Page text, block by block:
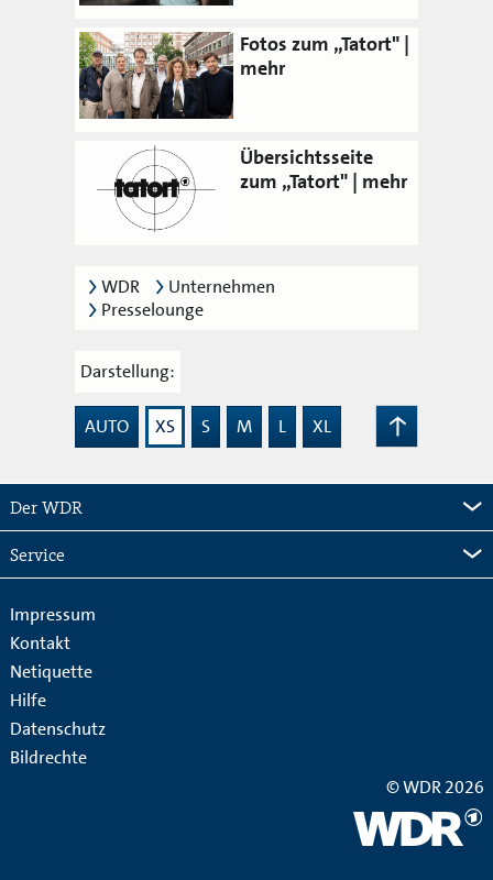
Fotos zum „Tatort"
Übersichtsseite
zum „Tatort"
WDR
Unternehmen
Presselounge
Darstellung:
AUTO XS S M L
XL
Zum
Der WDR
Service
Impressum
Kontakt
Netiquette
Hilfe
Datenschutz
Bildrechte
© WDR 2026